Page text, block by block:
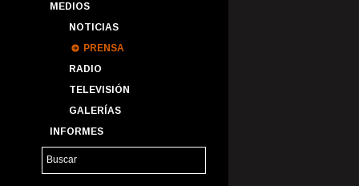
MEDIOS
NOTICIAS
PRENSA
RADIO
TELEVISIÓN
GALERÍAS
INFORMES